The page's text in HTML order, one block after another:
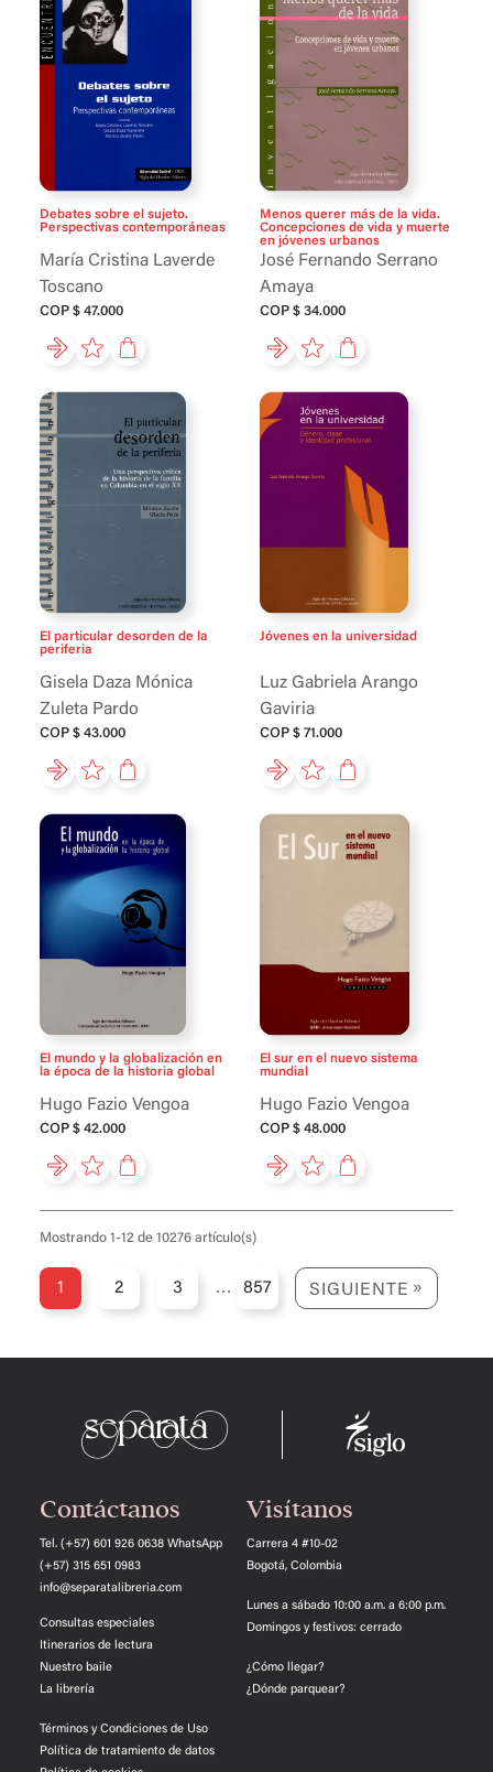
Debates sobre el sujeto.
Perspectivas contemporáneas
María Cristina Laverde
Toscano
COP $ 47.000
Menos querer más de la vida.
Concepciones de vida y muerte
en jóvenes urbanos
José Fernando Serrano
Amaya
COP $ 34.000
El particular desorden de la
periferia
Gisela Daza Mónica
Zuleta Pardo
COP $ 43.000
Jóvenes en la universidad
Luz Gabriela Arango
Gaviria
COP $ 71.000
El mundo y la globalización en
la época de la historia global
Hugo Fazio Vengoa
COP $ 42.000
El sur en el nuevo sistema
mundial
Hugo Fazio Vengoa
COP $ 48.000
1 2 3 … 857 SIGUIENTE
Mostrando 1-12 de 10276 artículo(s)
Contáctanos
Tel. (+57) 601 926 0638 WhatsApp
(+57) 315 651 0983
info@separatalibreria.com
¿Cómo llegar?
¿Dónde parquear?
Visítanos
Carrera 4 #10-02
Bogotá, Colombia
Lunes a sábado 10:00 a.m. a 6:00 p.m.
Domingos y festivos: cerrado
Consultas especiales
Itinerarios de lectura
Nuestro baile
La librería
Términos y Condiciones de Uso
Política de tratamiento de datos